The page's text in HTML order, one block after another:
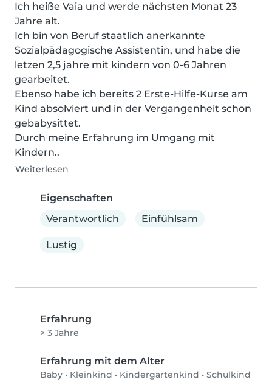
Ich heiße Vaia und werde nächsten Monat 23
Jahre alt.
Ich bin von Beruf staatlich anerkannte
Sozialpädagogische Assistentin, und habe die
letzen 2,5 jahre mit kindern von 0-6 Jahren
gearbeitet.
Ebenso habe ich bereits 2 Erste-Hilfe-Kurse am
Kind absolviert und in der Vergangenheit schon
gebabysittet.
Durch meine Erfahrung im Umgang mit
Kindern..
Weiterlesen
Eigenschaften
Verantwortlich
Einfühlsam
Lustig
Erfahrung
> 3 Jahre
Erfahrung mit dem Alter
Baby • Kleinkind • Kindergartenkind • Schulkind